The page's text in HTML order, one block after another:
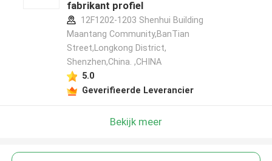
fabrikant profiel
12F1202-1203 Shenhui Building
Maantang Community,BanTian
Street,Longkong District,
Shenzhen,China. ,CHINA
5.0
Geverifieerde Leverancier
Bekijk meer